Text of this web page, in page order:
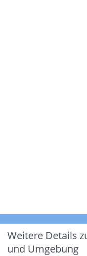
Weitere Details
und Umgebung